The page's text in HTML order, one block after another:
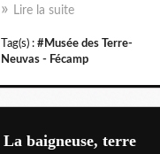
Lire la suite
Tag(s) : #Musée des Terre-
Neuvas - Fécamp
La baigneuse, terre